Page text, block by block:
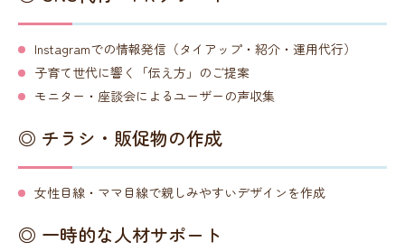
Instagramでの情報発信（タイアップ・紹介・運用代行）
子育て世代に響く「伝え方」のご提案
モニター・座談会によるユーザーの声収集
◎ チラシ・販促物の作成
女性目線・ママ目線で親しみやすいデザインを作成
◎ 一時的な人材サポート